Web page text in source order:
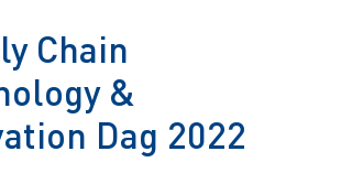
Chain
&
Dag 2022